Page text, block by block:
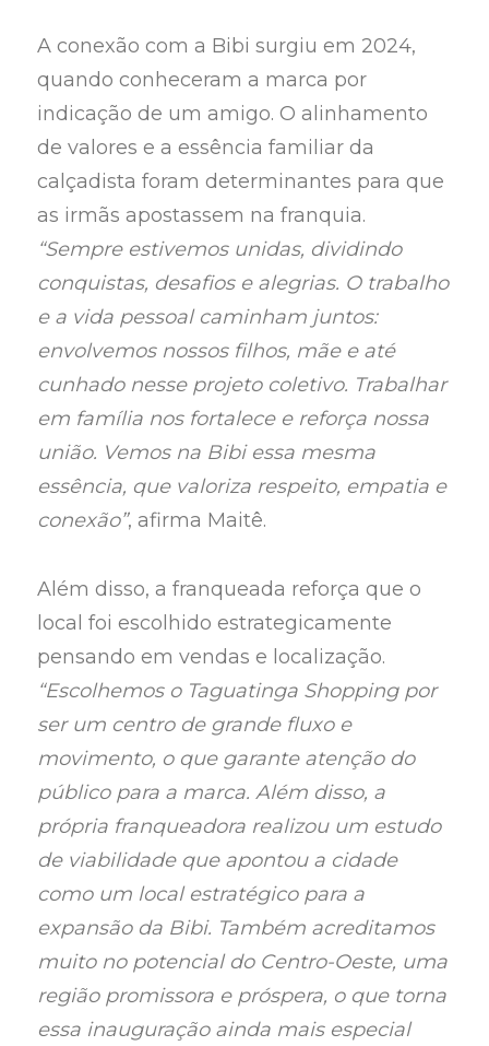
A conexão com a Bibi surgiu em 2024,
quando conheceram a marca por
indicação de um amigo. O alinhamento
de valores e a essência familiar da
calçadista foram determinantes para que
as irmãs apostassem na franquia.
“Sempre estivemos unidas, dividindo
conquistas, desafios e alegrias. O trabalho
e a vida pessoal caminham juntos:
envolvemos nossos filhos, mãe e até
cunhado nesse projeto coletivo. Trabalhar
em família nos fortalece e reforça nossa
união. Vemos na Bibi essa mesma
essência, que valoriza respeito, empatia e
conexão”, afirma Maitê.
Além disso, a franqueada reforça que o
local foi escolhido estrategicamente
pensando em vendas e localização.
“Escolhemos o Taguatinga Shopping por
ser um centro de grande fluxo e
movimento, o que garante atenção do
público para a marca. Além disso, a
própria franqueadora realizou um estudo
de viabilidade que apontou a cidade
como um local estratégico para a
expansão da Bibi. Também acreditamos
muito no potencial do Centro-Oeste, uma
região promissora e próspera, o que torna
essa inauguração ainda mais especial